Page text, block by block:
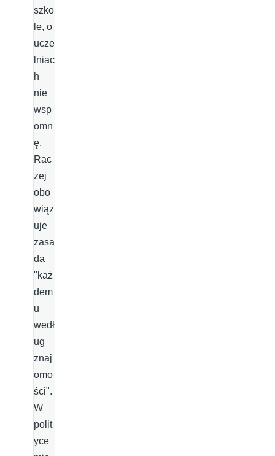
szko
le, o
ucze
lniac
h
nie
wsp
omn
ę.
Rac
zej
obo
wiąz
uje
zasa
da
"każ
dem
u
wedł
ug
znaj
omo
ści".
W
polit
yce